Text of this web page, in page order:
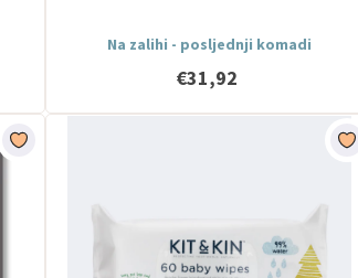
Na zalihi - posljednji komadi
€31,92